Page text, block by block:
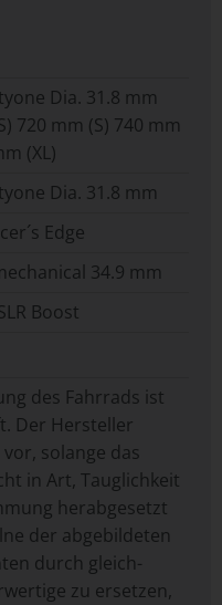
Dia. 31.8 mm
720 mm (S) 740 mm
(XL)
Dia. 31.8 mm
Edge
34.9 mm
Boost
des Fahrrads ist
Der Hersteller
solange das
in Art, Tauglichkeit
herabgesetzt
der abgebildeten
durch gleich-
zu ersetzen,